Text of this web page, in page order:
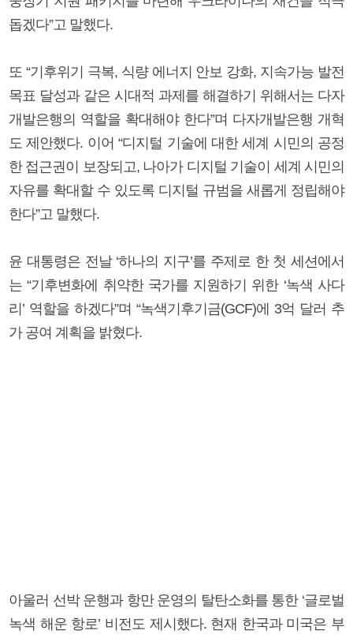
돕겠다”고 말했다.
또 “기후위기 극복, 식량 에너지 안보 강화, 지속가능 발전
목표 달성과 같은 시대적 과제를 해결하기 위해서는 다자
개발은행의 역할을 확대해야 한다”며 다자개발은행 개혁
도 제안했다. 이어 “디지털 기술에 대한 세계 시민의 공정
한 접근권이 보장되고, 나아가 디지털 기술이 세계 시민의
자유를 확대할 수 있도록 디지털 규범을 새롭게 정립해야
한다”고 말했다.
윤 대통령은 전날 ‘하나의 지구’를 주제로 한 첫 세션에서
는 “기후변화에 취약한 국가를 지원하기 위한 ‘녹색 사다
리’ 역할을 하겠다”며 “녹색기후기금(GCF)에 3억 달러 추
가 공여 계획을 밝혔다.
아울러 선박 운행과 항만 운영의 탈탄소화를 통한 ‘글로벌
녹색 해운 항로’ 비전도 제시했다. 현재 한국과 미국은 부